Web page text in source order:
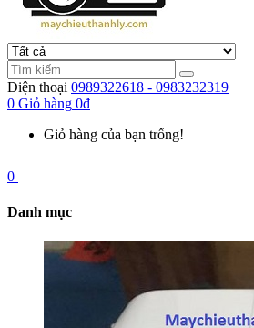
Điện thoại 0989322618 - 0983232319
0 Giỏ hàng 0đ
Giỏ hàng của bạn trống!
0
Danh mục